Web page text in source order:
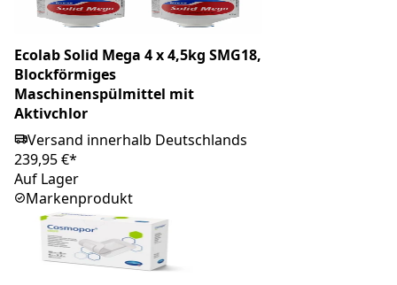
Ecolab Solid Mega 4 x 4,5kg SMG18,
Blockförmiges
Maschinenspülmittel mit
Aktivchlor
Versand innerhalb Deutschlands
239,95 €*
Auf Lager
Markenprodukt